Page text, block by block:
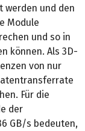
werden und den
Module
und so in
können. Als 3D-
von nur
Für die
der
GB/s bedeuten,